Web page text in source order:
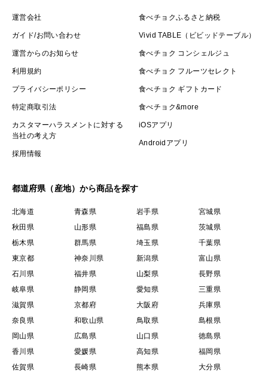
運営会社
ガイド/お問い合わせ
運営からのお知らせ
利用規約
プライバシーポリシー
特定商取引法
カスタマーハラスメントに対する
当社の考え方
採用情報
食べチョクふるさと納税
Vivid TABLE（ビビッドテーブル）
食べチョク コンシェルジュ
食べチョク フルーツセレクト
食べチョク ギフトカード
食べチョク&more
iOSアプリ
Androidアプリ
都道府県（産地）から商品を探す
北海道 青森県 岩手県
宮城県
秋田県
山形県 福島県
茨城県
栃木県
群馬県 埼玉県
千葉県
東京都
神奈川県 新潟県
富山県
石川県
福井県 山梨県
長野県
岐阜県
静岡県 愛知県
三重県
滋賀県
京都府 大阪府
兵庫県
奈良県
和歌山県 鳥取県
島根県
岡山県
広島県 山口県
徳島県
香川県
愛媛県 高知県
福岡県
佐賀県
長崎県 熊本県 大分県